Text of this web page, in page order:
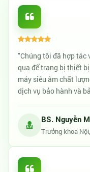
"Chúng tôi đã hợp tác
qua để trang bị thiết
máy siêu âm chất
dịch vụ bảo hành và
BS. Nguyễn
Trưởng khoa